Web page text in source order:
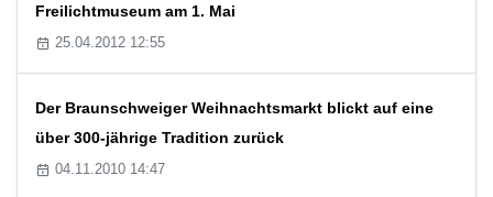
Freilichtmuseum am 1. Mai
25.04.2012 12:55
Der Braunschweiger Weihnachtsmarkt blickt auf eine
über 300-jährige Tradition zurück
04.11.2010 14:47